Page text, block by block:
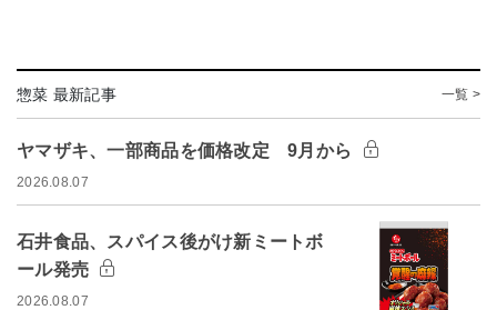
惣菜 最新記事 一覧 >
ヤマザキ、一部商品を価格改定 9月から
2026.08.07
石井食品、スパイス後がけ新ミートボ
ール発売
2026.08.07